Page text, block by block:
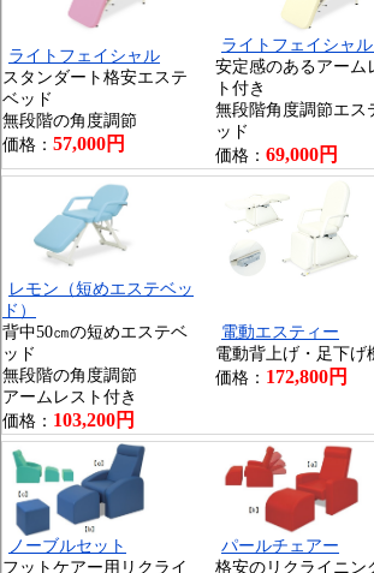
ライトフェイシャル
スタンダート格安エステ
ベッド
無段階の角度調節
価格： 57,000円
ライトフェイシャ
安定感のあるアーム
ト付き
無段階角度調節エス
ッド
価格： 69,000円
レモン（短めエステベッ
ド）
背中50㎝の短めエステベ
ッド
無段階の角度調節
アームレスト付き
価格： 103,200円
電動エスティー
電動背上げ・足下げ
価格： 172,800円
ノーブルセット
フットケアー用リクライ
パールチェアー
格安のリクライニン